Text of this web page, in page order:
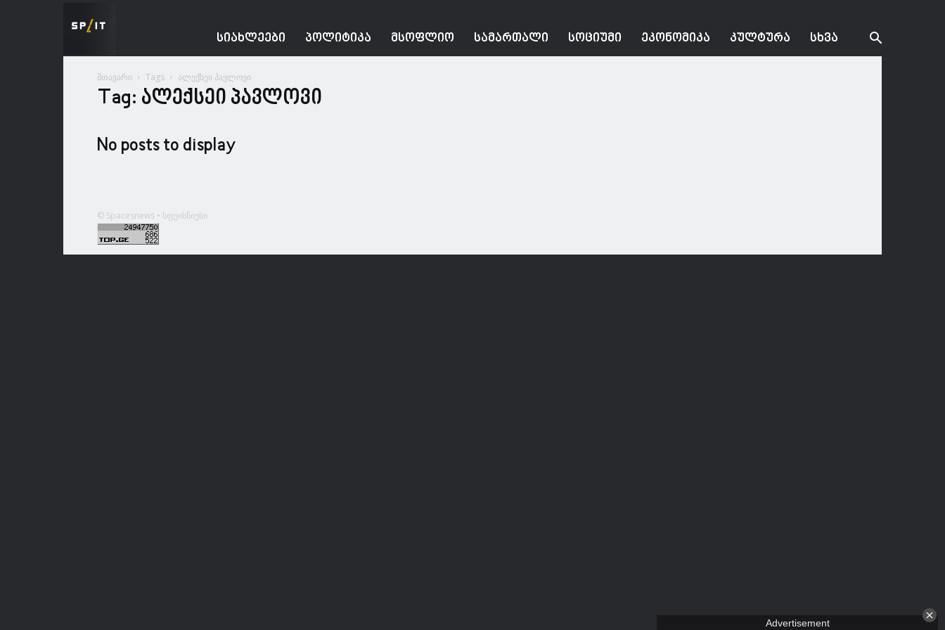
ᲡᲘᲐᲮᲚᲔᲔᲑᲘ ᲞᲝᲚᲘᲢᲘᲙᲐ ᲛᲡᲝᲤᲚᲘᲝ ᲡᲐᲛᲐᲠᲗᲐᲚᲘ ᲡᲝᲪᲘᲣᲛᲘ ᲔᲙᲝᲜᲝᲛᲘᲙᲐ ᲙᲣᲚᲢᲣᲠᲐ ᲡᲮᲕᲐ
მთავარი Tags ალექსეი პავლოვი
Tag: ალექსეი პავლოვი
No posts to display
© Spacesnews • სფეისნიუსი